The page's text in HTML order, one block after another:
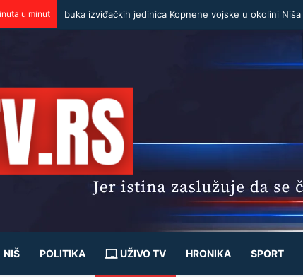
u minut buka izviđačkih jedinica Kopnene vojske u okolini Niša
NIŠ POLITIKA UŽIVO TV HRONIKA SPORT